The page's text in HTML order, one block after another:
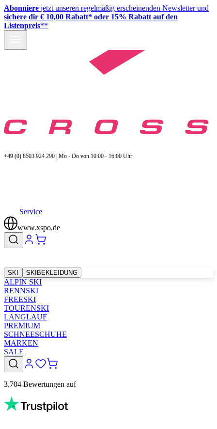
Abonniere jetzt unseren regelmäßig erscheinenden Newsletter und
sichere dir € 10,00 Rabatt* oder 15% Rabatt auf den
Listenpreis**
+49 (0) 8503 924 290 | Mo - Do von 10:00 - 16:00 Uhr
Service
www.xspo.de
SKI SKIBEKLEIDUNG
ALPIN SKI
RENNSKI
FREESKI
TOURENSKI
LANGLAUF
PREMIUM
SCHNEESCHUHE
MARKEN
SALE
3.704 Bewertungen auf